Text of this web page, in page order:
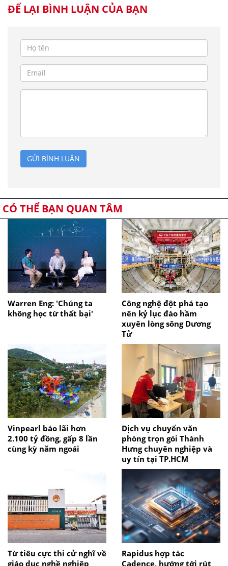
ĐỂ LẠI BÌNH LUẬN CỦA BẠN
GỬI BÌNH LUẬN
CÓ THỂ BẠN QUAN TÂM
Warren Eng: 'Chúng ta
không học từ thất bại'
Công nghệ đột phá tạo
nên kỷ lục đào hầm
xuyên lòng sông Dương
Tử
Vinpearl báo lãi hơn
2.100 tỷ đồng, gấp 8 lần
cùng kỳ năm ngoái
Dịch vụ chuyển văn
phòng trọn gói Thành
Hưng chuyên nghiệp và
uy tín tại TP.HCM
Từ tiêu cực thi cử nghĩ về
giáo dục nghề nghiệp
Rapidus hợp tác
Cadence, hướng tới rút